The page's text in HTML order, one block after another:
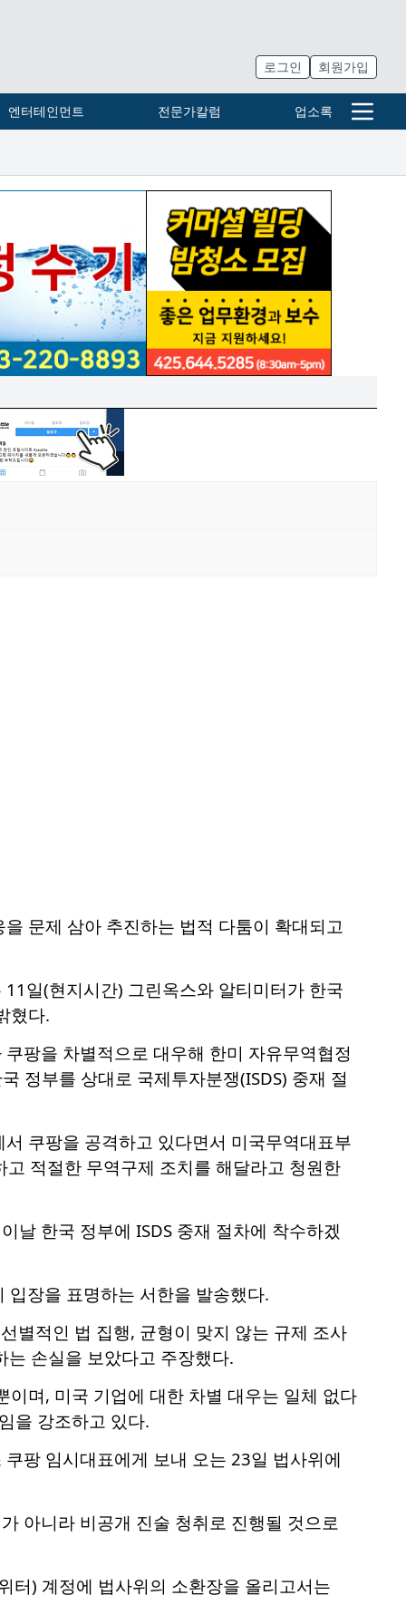
로그인 회원가입
엔터테인먼트 전문가칼럼 업소록
문제 삼아 추진하는 법적 다툼이 확대되고
일(현지시간) 그린옥스와 알티미터가 한국
혔다.
팡을 차별적으로 대우해 한미 자유무역협정
정부를 상대로 국제투자분쟁(ISDS) 중재 절
쿠팡을 공격하고 있다면서 미국무역대표부
적절한 무역구제 조치를 해달라고 청원한
날 한국 정부에 ISDS 중재 절차에 착수하겠
입장을 표명하는 서한을 발송했다.
별적인 법 집행, 균형이 맞지 않는 규제 조사
손실을 보았다고 주장했다.
며, 미국 기업에 대한 차별 대우는 일체 없다
을 강조하고 있다.
팡 임시대표에게 보내 오는 23일 법사위에
아니라 비공개 진술 청취로 진행될 것으로
터) 계정에 법사위의 소환장을 올리고서는